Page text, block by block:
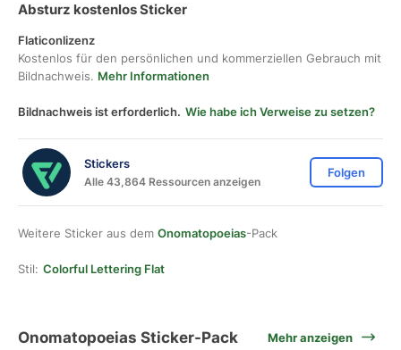
Absturz kostenlos Sticker
Flaticonlizenz
Kostenlos für den persönlichen und kommerziellen Gebrauch mit
Bildnachweis. Mehr Informationen
Bildnachweis ist erforderlich. Wie habe ich Verweise zu setzen?
Stickers
Alle 43,864 Ressourcen anzeigen
Folgen
Weitere Sticker aus dem Onomatopoeias-Pack
Stil: Colorful Lettering Flat
Onomatopoeias Sticker-Pack Mehr anzeigen